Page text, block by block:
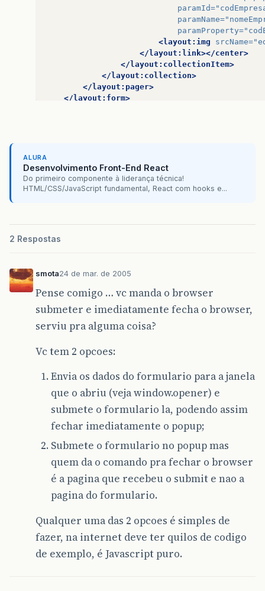
paramId=
paramName=
paramProperty=
<layout:img
srcName=
</layout:link></center>
</layout:collectionItem>
</layout:collection>
</layout:pager>
</layout:form>
ALURA
Desenvolvimento Front-End React
Do primeiro componente à liderança técnica!
HTML/CSS/JavaScript fundamental, React com hooks e...
2 Respostas
smota24 de mar. de 2005
Pense comigo … vc manda o browser
submeter e imediatamente fecha o browser,
serviu pra alguma coisa?
Vc tem 2 opcoes:
Envia os dados do formulario para a janela
que o abriu (veja window.opener) e
submete o formulario la, podendo assim
fechar imediatamente o popup;
Submete o formulario no popup mas
quem da o comando pra fechar o browser
é a pagina que recebeu o submit e nao a
pagina do formulario.
Qualquer uma das 2 opcoes é simples de
fazer, na internet deve ter quilos de codigo
de exemplo, é Javascript puro.